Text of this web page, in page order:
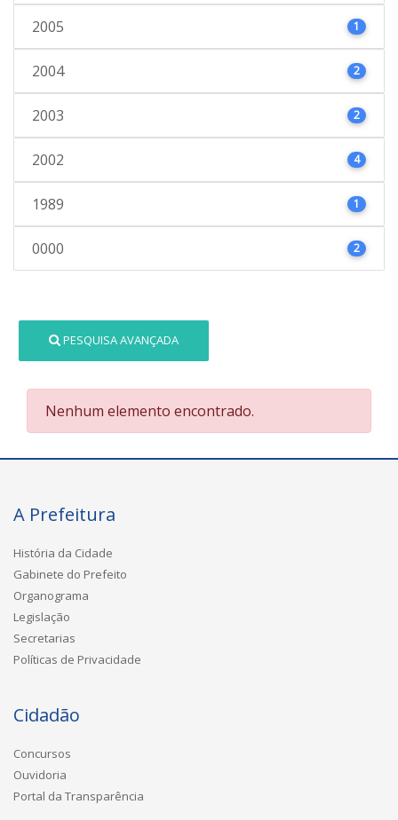
2005 1
2004 2
2003 2
2002 4
1989 1
0000 2
PESQUISA AVANÇADA
Nenhum elemento encontrado.
A Prefeitura
História da Cidade
Gabinete do Prefeito
Organograma
Legislação
Secretarias
Políticas de Privacidade
Cidadão
Concursos
Ouvidoria
Portal da Transparência